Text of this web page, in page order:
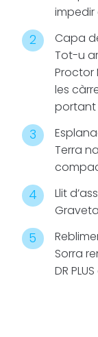
Capa
Tot-u
Proctor
les
portant
Terra
Llit
Sorra
DR